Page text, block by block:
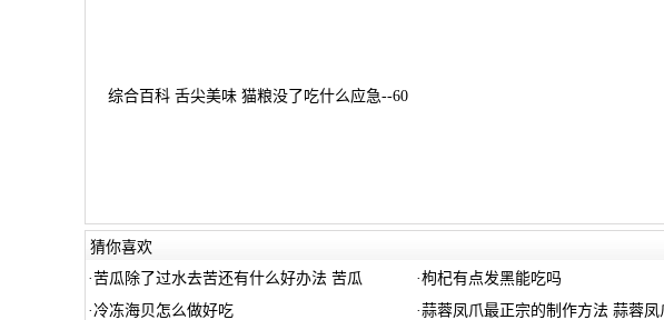
综合百科 舌尖美味 猫粮没了吃什么应急--60
猜你喜欢
·苦瓜除了过水去苦还有什么好办法 苦瓜 ·枸杞有点发黑能吃吗
· 冷冻海贝怎么做好吃 ·蒜蓉凤爪最正宗的制作方法 蒜蓉凤